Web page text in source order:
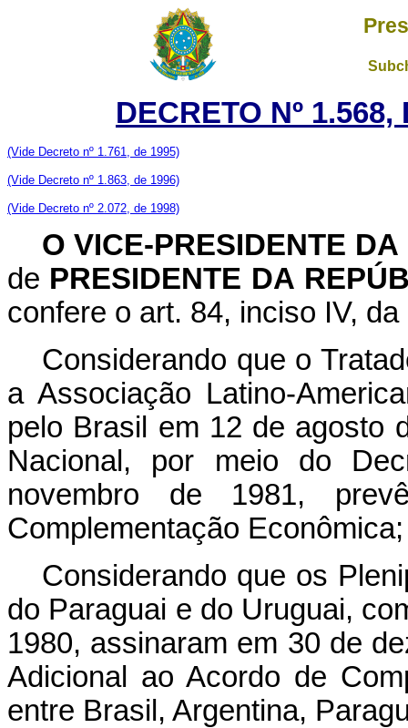
DECRETO Nº
(Vide Decreto nº 1.761, de 1995)
(Vide Decreto nº 1.863, de 1996)
(Vide Decreto nº 2.072, de 1998)
O VICE-PRESIDENTE
de PRESIDENTE DA
confere o art. 84, inciso IV,
Considerando que o
a Associação Latino-
pelo Brasil em 12 de agosto
Nacional, por meio do
novembro de 1981,
Complementação Econômica;
Considerando que os
do Paraguai e do Uruguai,
1980, assinaram em 30 de
Adicional ao Acordo de
entre Brasil, Argentina,